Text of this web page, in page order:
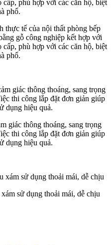
thực tế của nội thất phòng bếp
gỗ công nghiệp kết hợp với
cấp, phù hợp với các căn hộ, biệt
phố.
giác thông thoáng, sang trọng
thi công lắp đặt đơn giản giúp
dụng hiệu quả.
sử dụng thoải mái, dễ chịu